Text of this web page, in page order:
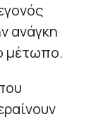
ανάγκη
μέτωπο.